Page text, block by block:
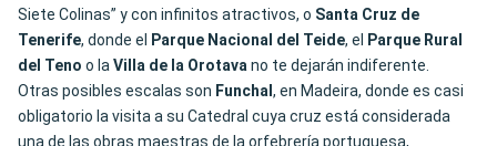
Siete Colinas” y con infinitos atractivos, o Santa Cruz de
Tenerife, donde el Parque Nacional del Teide, el
Parque Rural
del Teno o laVilla de la Orotavano te dejarán indiferente.
Otras posibles escalas son Funchal , en Madeira, donde es casi
obligatorio la visita a su Catedral cuya cruz está considerada
una de las obras maestras de la orfebrería portuguesa,